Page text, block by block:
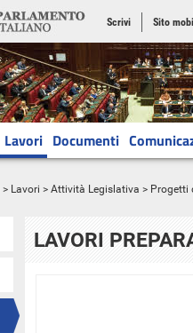
Scrivi Sito
Lavori Documenti
> Lavori > Attività Legislativa > Progetti
LAVORI